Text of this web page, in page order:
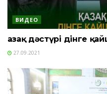
ВИДЕО
Қазақ дәстүрі дінге
27.09.2021